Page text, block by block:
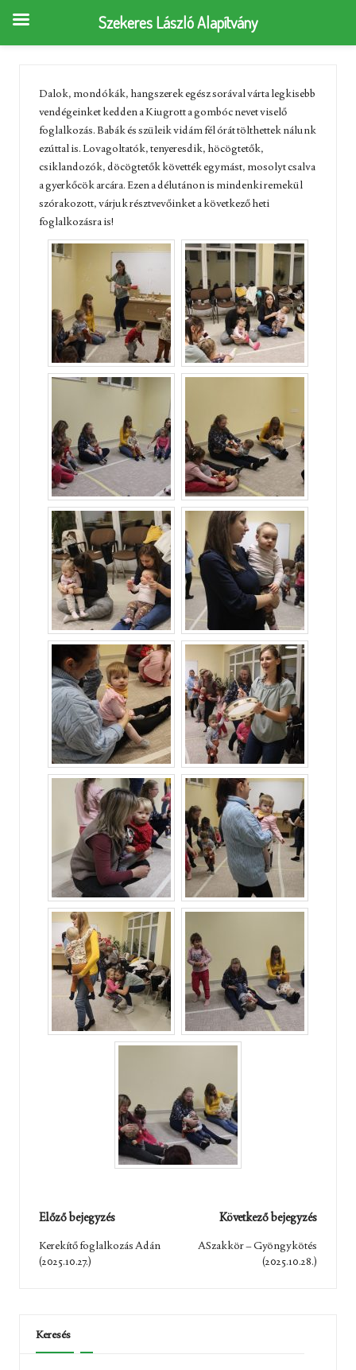
Dalok, mondókák, hangszerek egész sorával várta legkisebb
vendégeinket kedden a Kiugrott a gombóc nevet viselő
foglalkozás. Babák és szüleik vidám fél órát tölthettek nálunk
ezúttal is. Lovagoltatók, tenyeresdik, höcögtetők,
csiklandozók, döcögtetők követték egymást, mosolyt csalva
a gyerkőcök arcára. Ezen a délutánon is mindenki remekül
szórakozott, várjuk résztvevőinket a következő heti
foglalkozásra is!
Post
navigation
Előző bejegyzés
Kerekítő foglalkozás Adán
(2025.10.27.)
Következő bejegyzés
ASzakkör – Gyöngykötés
(2025.10.28.)
Keresés
Szekeres László Alapítvány